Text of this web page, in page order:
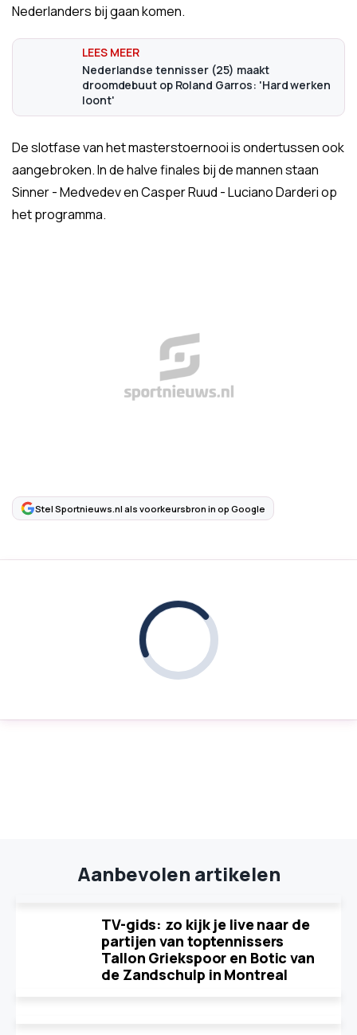
Nederlanders bij gaan komen.
Nederlandse tennisser (25) maakt
droomdebuut op Roland Garros: 'Hard werken
loont'
De slotfase van het masterstoernooi is ondertussen ook
aangebroken. In de halve finales bij de mannen staan
Sinner - Medvedev en Casper Ruud - Luciano Darderi op
het programma.
Stel Sportnieuws.nl als voorkeursbron in op Google
Aanbevolen artikelen
TV-gids: zo kijk je live naar de
partijen van toptennissers
Tallon Griekspoor en Botic van
de Zandschulp in Montreal